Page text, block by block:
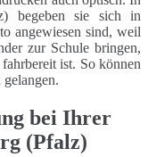
begeben sie sich in
angewiesen sind, weil
zur Schule bringen,
ist. So können
bei Ihrer
(Pfalz)